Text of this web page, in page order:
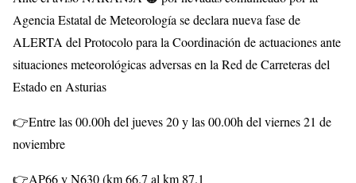
Agencia Estatal de Meteorología se declara nueva fase de
ALERTA del Protocolo para la Coordinación de actuaciones ante
situaciones meteorológicas adversas en la Red de Carreteras del
Estado en Asturias
👉Entre las 00.00h del jueves 20 y las 00.00h del viernes 21 de
noviembre
👉AP66 y N630 (km 66.7 al km 87.1